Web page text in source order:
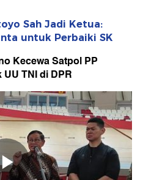
Sah Jadi Ketua:
untuk Perbaiki SK
Kecewa Satpol PP
TNI di DPR